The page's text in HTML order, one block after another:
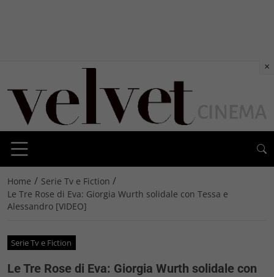
Home / Serie Tv e Fiction /
Le Tre Rose di Eva: Giorgia Wurth solidale con Tessa e
Alessandro [VIDEO]
Serie Tv e Fiction
Le Tre Rose di Eva: Giorgia Wurth solidale con
×